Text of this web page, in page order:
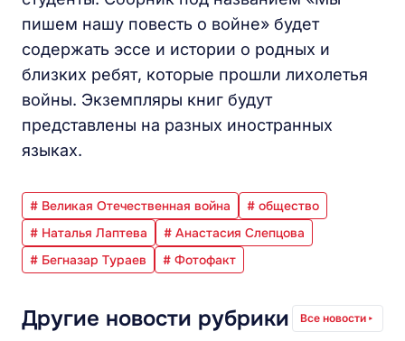
пишем нашу повесть о войне» будет
содержать эссе и истории о родных и
близких ребят, которые прошли лихолетья
войны. Экземпляры книг будут
представлены на разных иностранных
языках.
# Великая Отечественная война
# общество
# Наталья Лаптева
# Анастасия Слепцова
# Бегназар Тураев
# Фотофакт
Другие новости рубрики Все новости